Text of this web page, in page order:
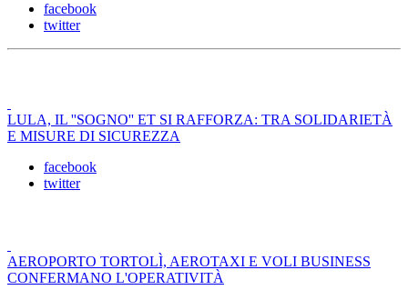
facebook
twitter
LULA, IL ''SOGNO'' ET SI RAFFORZA: TRA SOLIDARIETÀ
E MISURE DI SICUREZZA
facebook
twitter
AEROPORTO TORTOLÌ, AEROTAXI E VOLI BUSINESS
CONFERMANO L'OPERATIVITÀ